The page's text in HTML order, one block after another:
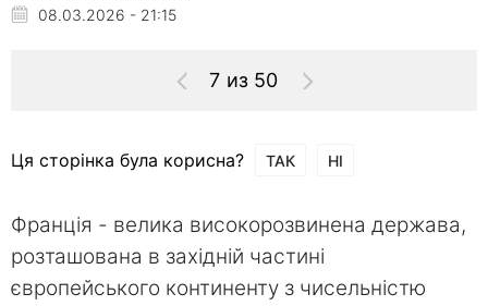
08.03.2026 - 21:15
7 из 50
Ця сторінка була корисна? ТАК НІ
Франція - велика високорозвинена держава,
розташована в західній частині
європейського континенту з чисельністю